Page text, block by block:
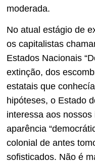
moderada.
No atual estágio de
os capitalistas
Estados Nacionais
extinção, dos
estatais que
hipóteses, o Estado
interessa aos
aparência
colonial de antes
sofisticados. Não é